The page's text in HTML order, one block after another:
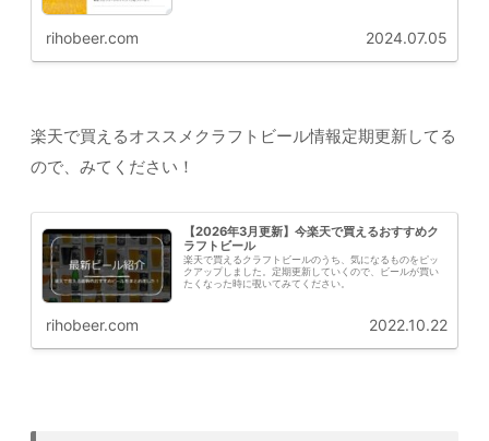
rihobeer.com 2024.07.05
楽天で買えるオススメクラフトビール情報定期更新してる
ので、みてください！
【2026年3月更新】今楽天で買えるおすすめク
ラフトビール
楽天で買えるクラフトビールのうち、気になるものをピッ
クアップしました。定期更新していくので、ビールが買い
たくなった時に覗いてみてください。
rihobeer.com 2022.10.22